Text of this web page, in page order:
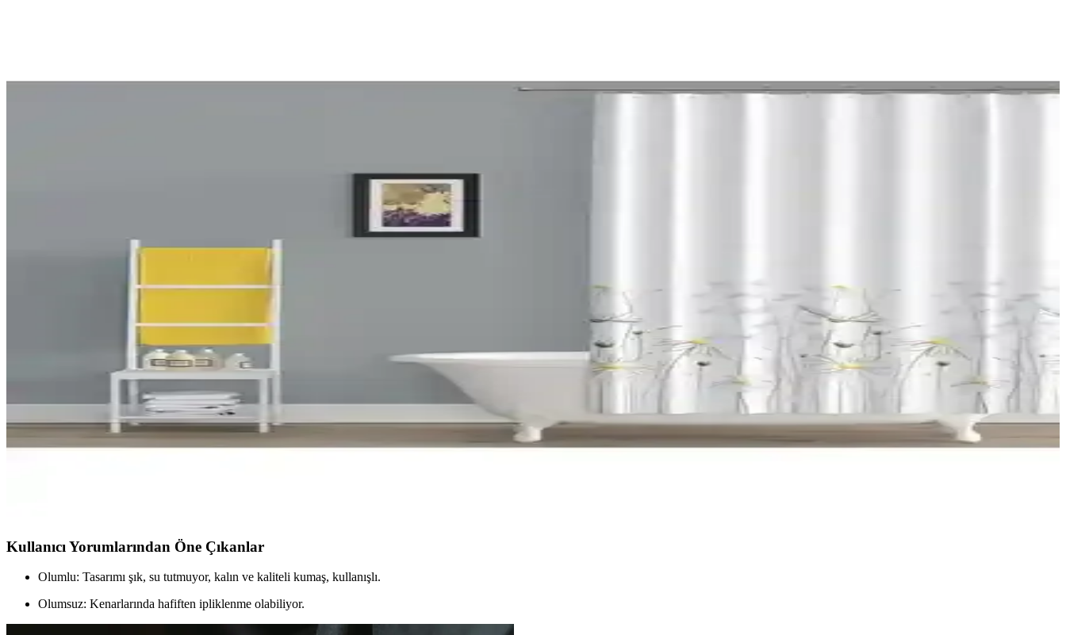
Jackline Polyester Kumaş Banyo Perdesi ve Tropik Home Çift Kanat Duş Perdesi Karşılaştırması
Tropik Home'un çiçekli ve düz tasarımlı banyo perdelerini detaylı karşılaştırıyoruz. Kullanıcı yorumları ve özellikler ışığında en uygun seçimi yapmanıza yardımcı oluyoruz.
Jackline Polyester Kumaş ve Tropik Home Çift Kanatlı Duş Perdesi Karşılaştırması
İki farklı duş perdesinin özellikleri, kullanıcı yorumları ve karşılaştırmasıyla, en uygun seçimi yapmanıza yardımcı olacak detaylar sunuluyor.
Jackline Polyester Kumaş Duş Perdesi ve Tropik Home Çift Kanatlı Tasarım Karşılaştırması
Bu makalede, Jackline polyester kumaş duş perdesi ile Tropik Home çift kanatlı duş perdesinin özellikleri, tasarım ve kullanım avantajları detaylı şekilde karşılaştırılıyor.
Tropik Home Duş Perdesi Karşılaştırması: Çift Kanat ve Mavi Renkli Modellerin Özellikleri
Tropik Home'un çift kanat ve mavi renkli duş perdeleri detaylı karşılaştırmasıyla, malzeme, tasarım ve kullanıcı deneyimleri hakkında bilgi edinin.
Jackline Polyester Kumaş ve Tropik Home Papatya Desenli Duş Perdesi Karşılaştırması
İki polyester duş perdesi, Jackline ve Tropik Home, su iticilik ve tasarım özellikleriyle karşılaştırılıyor. Kullanıcı geri bildirimleri ve kalite detaylarıyla ürünlerin avantajları ve dezavantajları ortaya konuyor.
Kullanıcı Yorumlarından Öne Çıkanlar
Olumlu: Tasarımı şık, su tutmuyor, kalın ve kaliteli kumaş, kullanışlı.
Olumsuz: Kenarlarında hafiften ipliklenme olabiliyor.